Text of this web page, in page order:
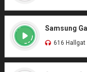
Samsung
616 Hallgat